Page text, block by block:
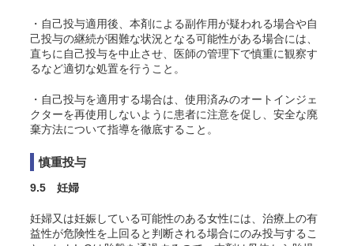
・自己投与適用後、本剤による副作用が疑われる場合や自
己投与の継続が困難な状況となる可能性がある場合には、
直ちに自己投与を中止させ、医師の管理下で慎重に観察す
るなど適切な処置を行うこと。
・自己投与を適用する場合は、使用済みのオートインジェ
クターを再使用しないように患者に注意を促し、安全な廃
棄方法について指導を徹底すること。
慎重投与
9.5 妊婦
妊婦又は妊娠している可能性のある女性には、治療上の有
益性が危険性を上回ると判断される場合にのみ投与するこ